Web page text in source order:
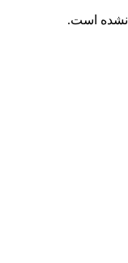
نشده است.